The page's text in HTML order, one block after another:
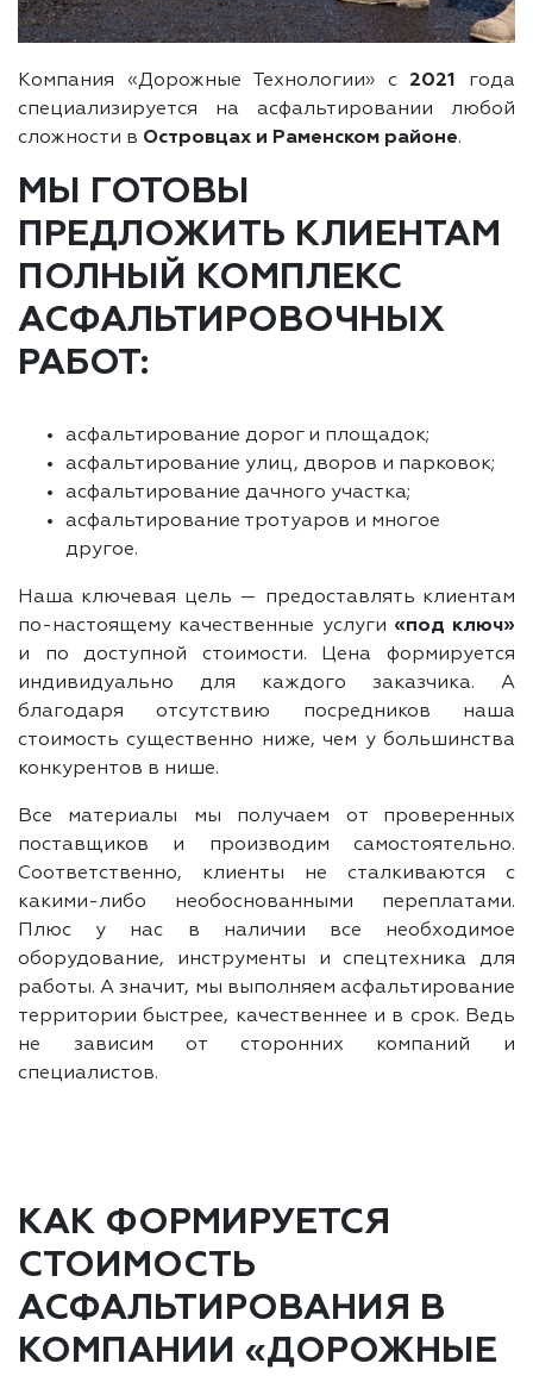
Компания «Дорожные Технологии» с 2021
года
специализируется на асфальтировании любой
сложности в Островцах и Раменском районе.
МЫ ГОТОВЫ
ПРЕДЛОЖИТЬ КЛИЕНТАМ
ПОЛНЫЙ КОМПЛЕКС
АСФАЛЬТИРОВОЧНЫХ
РАБОТ:
асфальтирование дорог и площадок;
асфальтирование улиц, дворов и парковок;
асфальтирование дачного участка;
асфальтирование тротуаров и многое
другое.
Наша ключевая цель — предоставлять клиентам
по-настоящему качественные услуги «под ключ»
и по доступной стоимости. Цена формируется
индивидуально для каждого заказчика. А
благодаря отсутствию посредников наша
стоимость существенно ниже, чем у большинства
конкурентов в нише.
Все материалы мы получаем от проверенных
поставщиков и производим самостоятельно.
Соответственно, клиенты не сталкиваются с
какими-либо необоснованными переплатами.
Плюс у нас в наличии все необходимое
оборудование, инструменты и спецтехника для
работы. А значит, мы выполняем асфальтирование
территории быстрее, качественнее и в срок. Ведь
не зависим от сторонних компаний и
специалистов.
КАК ФОРМИРУЕТСЯ
СТОИМОСТЬ
АСФАЛЬТИРОВАНИЯ В
КОМПАНИИ «ДОРОЖНЫЕ